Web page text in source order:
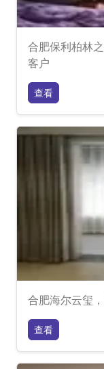
合肥保利柏林
客户
查看
合肥海尔云玺
查看